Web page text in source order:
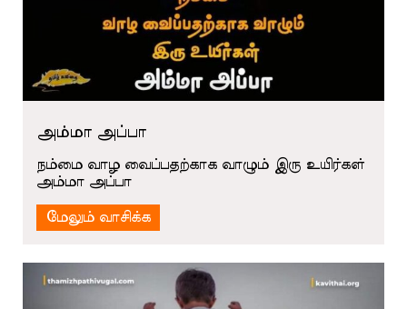
அம்மா அப்பா
நம்மை வாழ வைப்பதற்காக வாழும் இரு உயிர்கள்
அம்மா அப்பா
மேலும் வாசிக்க